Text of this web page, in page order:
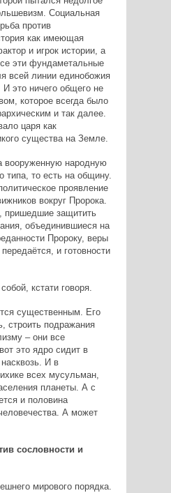
Социальная
против
как имеющая
и игрок истории, а
эти фундаметальные
всей линии единобожия
это ничего общего не
которое всегда было
и так далее.
царя как
существа на Земле.
вооруженную народную
типа, то есть на общину.
проявление
вокруг Пророка.
пришедшие защитить
объединившиеся на
Пророку, веры
и готовности
кстати говоря.
существенным. Его
строить подражания
– они все
это ядро сидит в
И в
всех мусульман,
планеты. А с
и половина
А может
сословности и
мирового порядка.